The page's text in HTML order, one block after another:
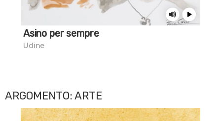
Asino per sempre
Udine
ARGOMENTO: ARTE